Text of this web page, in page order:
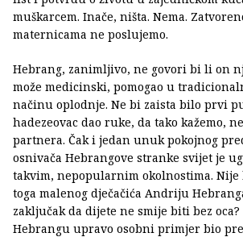
muškarcem. Inače, ništa. Nema.
maternicama ne poslujemo.
Hebrang, zanimljivo, ne govori bi li on
može medicinski, pomogao u
načinu oplodnje. Ne bi zaista bilo prvi
hadezeovac dao ruke, da tako kažemo,
partnera. Čak i jedan unuk pokojnog
osnivača Hebrangove stranke svijet je
takvim, nepopularnim okolnostima.
toga malenog dječačića Andriju
zaključak da dijete ne smije biti bez
Hebrangu upravo osobni primjer bio